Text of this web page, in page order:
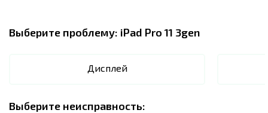
Выберите проблему: iPad Pro 11 3gen
Дисплей
Выберите неисправность: